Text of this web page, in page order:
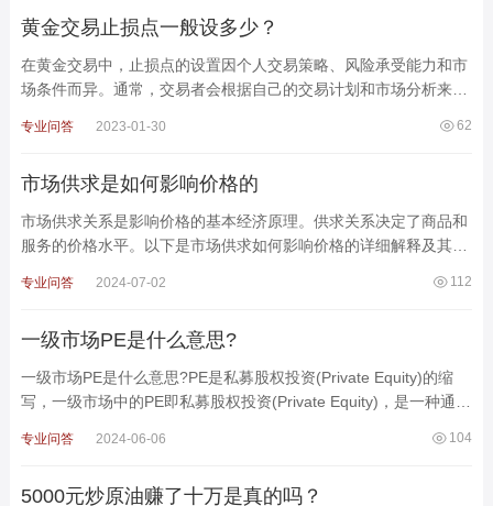
黄金交易止损点一般设多少？
在黄金交易中，止损点的设置因个人交易策略、风险承受能力和市
场条件而异。通常，交易者会根据自己的交易计划和市场分析来确
62
专业问答 2023-01-30
市场供求是如何影响价格的
市场供求关系是影响价格的基本经济原理。供求关系决定了商品和
服务的价格水平。以下是市场供求如何影响价格的详细解释及其实
112
专业问答 2024-07-02
一级市场PE是什么意思?
一级市场PE是什么意思?PE是私募股权投资(Private Equity)的缩
写，一级市场中的PE即私募股权投资(Private Equity)，是一种通过
104
专业问答 2024-06-06
5000元炒原油赚了十万是真的吗？